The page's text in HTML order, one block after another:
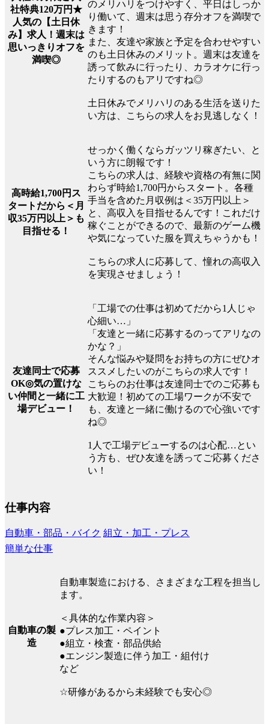
社特典120万円★
人気の【土日休
み】求人！週末は
思いっきりオフを
満喫◎
のメリハリをつけやすく、平日はしっか
り働いて、週末は思う存分オフを満喫で
きます！
また、友達や家族と予定を合わせやすい
のも土日休みのメリット。週末は友達を
誘って飲みに行ったり、カラオケに行っ
たりするのもアリですね◎
土日休みでメリハリのある生活を送りた
い方は、こちらの求人をお見逃しなく！
高時給1,700円ス
タートだから＜月
収35万円以上＞も
目指せる！
せっかく働くならガッツリ稼ぎたい、と
いう方に朗報です！
こちらの求人は、経験や資格の有無に関
わらず時給1,700円からスタート。各種
手当を含めた月収例は＜35万円以上＞
と、高収入を目指せるんです！これだけ
稼ぐことができるので、最新のゲーム機
や気になっていた服を買えちゃうかも！
こちらの求人に応募して、憧れの高収入
を実現させましょう！
友達同士で応募
OK◎気の置けな
い仲間と一緒に工
場デビュー！
「工場での仕事は初めてだから1人じゃ
心細い…」
「友達と一緒に応募するのってアリなの
かな？」
そんな悩みや疑問をお持ちの方にぜひオ
ススメしたいのがこちらの求人です！
こちらのお仕事は友達同士でのご応募も
大歓迎！初めての工場ワークが不安で
も、友達と一緒に働けるので心強いです
ね◎
1人で工場デビューするのは心配…とい
う方も、ぜひ友達を誘ってご応募くださ
い！
仕事内容
自動車・部品・バイク 組立・加工・プレス
簡単な仕事
自動車の製
造
自動車製造における、さまざまな工程を担当し
ます。
＜具体的な作業内容＞
●プレス加工・ペイント
●組立・検査・部品供給
●エンジン製造に伴う加工・組付け
など
☆研修があるから未経験でも安心◎